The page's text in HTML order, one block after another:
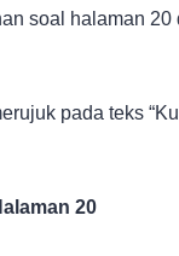
soal halaman
pada teks
20